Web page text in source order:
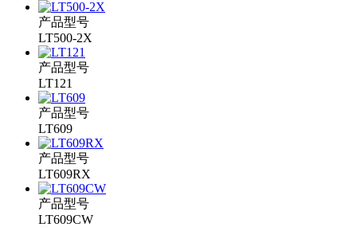
产品型号
LT500-2X
产品型号
LT121
产品型号
LT609
产品型号
LT609RX
产品型号
LT609CW